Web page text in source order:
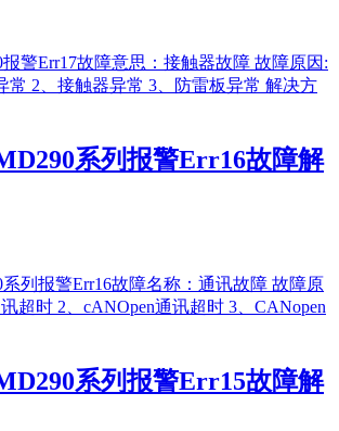
警Err17故障意思：接触器故障 故障原因:
常 2、接触器异常 3、防雷板异常 解决方
系列报警Err16故障解
列报警Err16故障名称：通讯故障 故障原
超时 2、cANOpen通讯超时 3、CANopen
系列报警Err15故障解